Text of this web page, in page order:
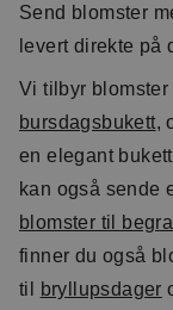
Send blomster
levert direkte på
Vi tilbyr
bursdagsbukett,
en elegant
kan også sende
blomster til
finner du også
til
bryllupsdager